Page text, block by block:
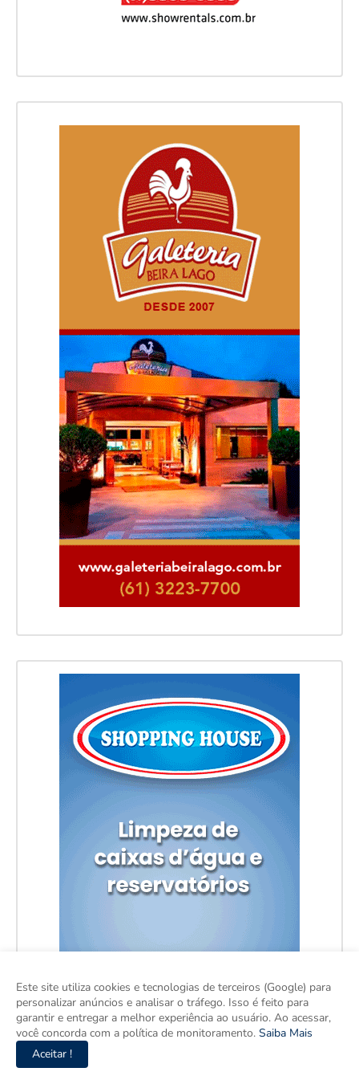
Este site utiliza cookies e tecnologias de terceiros (Google) para
personalizar anúncios e analisar o tráfego. Isso é feito para
garantir e entregar a melhor experiência ao usuário. Ao acessar,
você concorda com a política de monitoramento. Saiba Mais
Aceitar !